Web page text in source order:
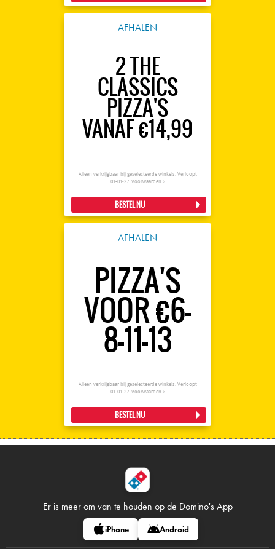
AFHALEN
2 THE
CLASSICS
PIZZA'S
VANAF €14,99
Alleen verkrijgbaar bij geselecteerde winkels. Verloopt
01-01-27. Voorwaarden >
BESTEL NU
AFHALEN
PIZZA'S
VOOR €6-
8-11-13
Alleen verkrijgbaar bij geselecteerde winkels. Verloopt
01-01-27. Voorwaarden >
BESTEL NU
Er is meer om van te houden op de Domino's App
iPhone Android